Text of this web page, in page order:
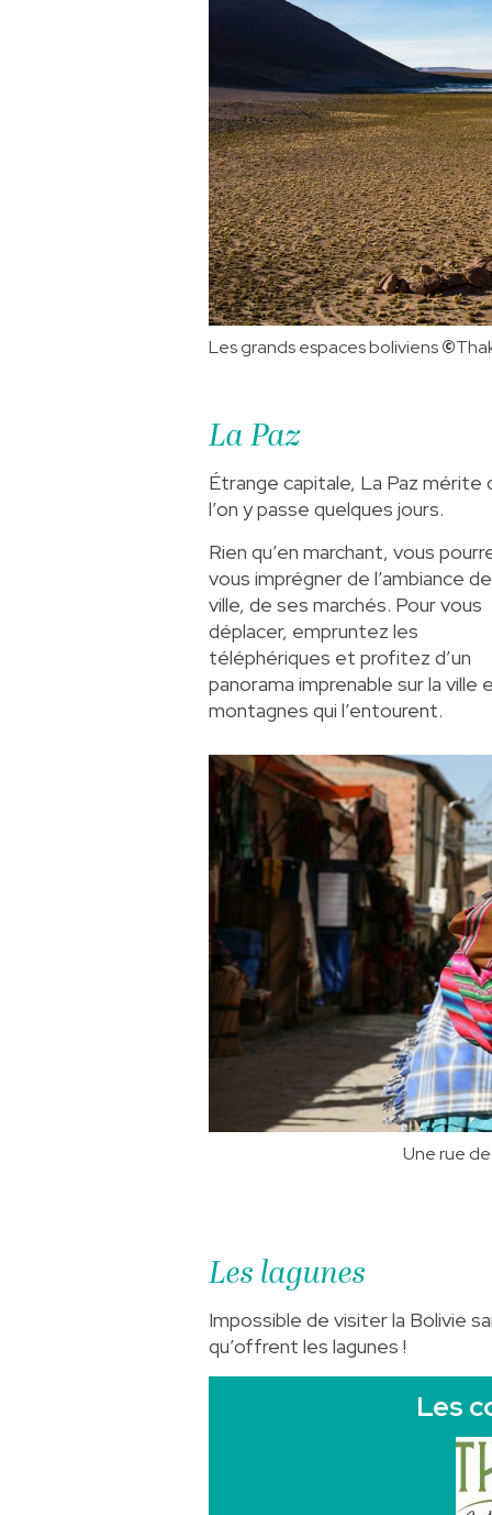
Les grands espaces boliviens©️
La Paz
Étrange capitale, La Paz mérite
l’on y passe quelques jours.
Rien qu’en marchant, vous
vous imprégner de l’ambiance
ville, de ses marchés. Pour vous
déplacer, empruntez les
téléphériques et profitez d’un
panorama imprenable sur la ville
montagnes qui l’entourent.
Une rue
Les lagunes
Impossible de visiter la Bolivie
qu’offrent les lagunes !
Les